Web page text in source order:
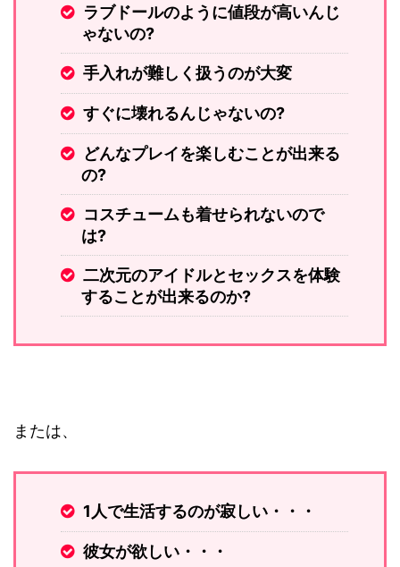
ラブドールのように値段が高いんじ
ゃないの?
手入れが難しく扱うのが大変
すぐに壊れるんじゃないの?
どんなプレイを楽しむことが出来る
の?
コスチュームも着せられないので
は?
二次元のアイドルとセックスを体験
することが出来るのか?
または、
1人で生活するのが寂しい・・・
彼女が欲しい・・・